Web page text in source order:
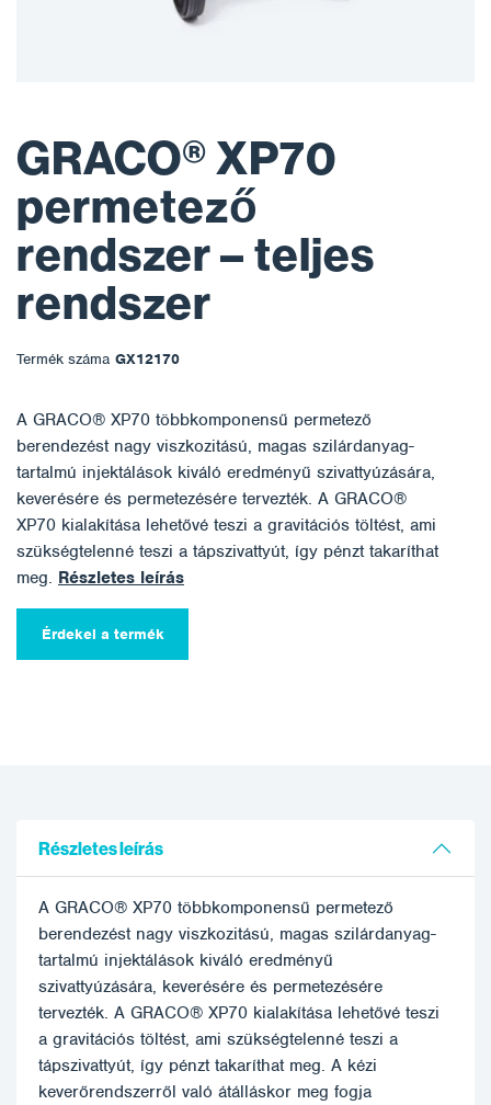
GRACO® XP70
permetező
rendszer – teljes
rendszer
Termék száma GX12170
A GRACO® XP70 többkomponensű permetező
berendezést nagy viszkozitású, magas szilárdanyag-
tartalmú injektálások kiváló eredményű szivattyúzására,
keverésére és permetezésére tervezték. A GRACO®
XP70 kialakítása lehetővé teszi a gravitációs töltést, ami
szükségtelenné teszi a tápszivattyút, így pénzt takaríthat
meg. Részletes leírás
Érdekel a termék
Részletes leírás
A GRACO® XP70 többkomponensű permetező
berendezést nagy viszkozitású, magas szilárdanyag-
tartalmú injektálások kiváló eredményű
szivattyúzására, keverésére és permetezésére
tervezték. A GRACO® XP70 kialakítása lehetővé teszi
a gravitációs töltést, ami szükségtelenné teszi a
tápszivattyút, így pénzt takaríthat meg. A kézi
keverőrendszerről való átálláskor meg fogja